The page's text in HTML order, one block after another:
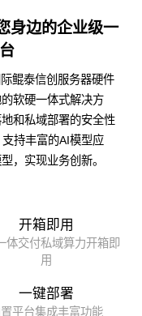
身边的企业级一
鲲泰信创服务器硬件
软硬一体式解决方
和私域部署的安全性
持丰富的AI模型应
，实现业务创新。
开箱即用
体交付私域算力开箱即
用
一键部署
平台集成丰富功能